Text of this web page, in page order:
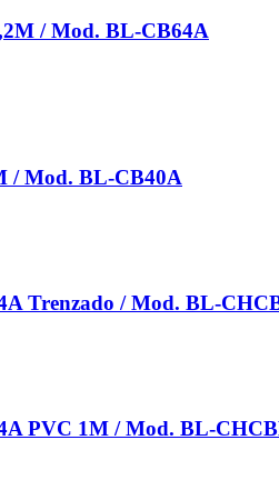
/ Mod. BL-CB64A
/ Mod. BL-CB40A
Trenzado / Mod. BL-
PVC 1M / Mod. BL-